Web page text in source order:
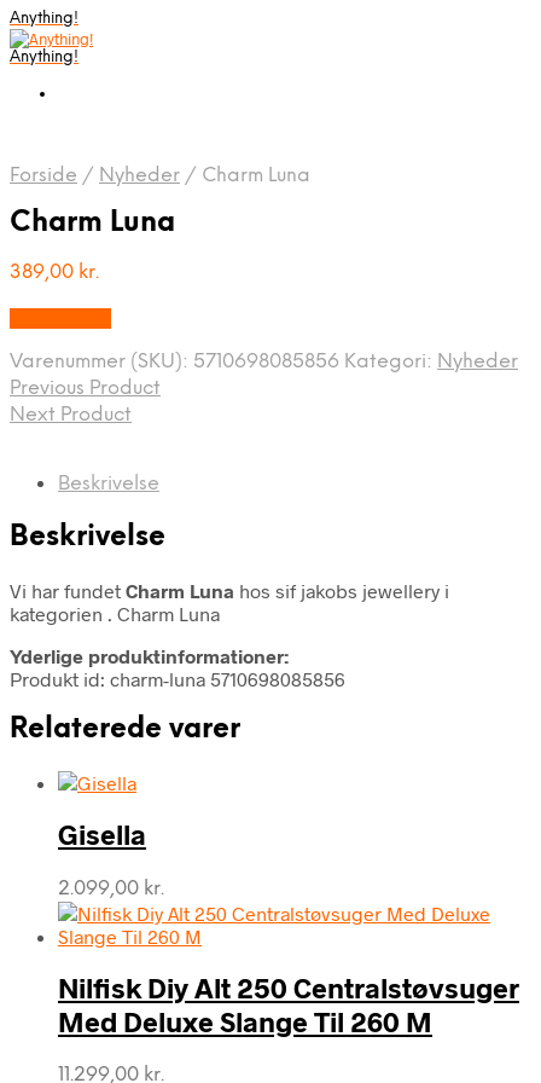
Anything!
Anything!
Forside / Nyheder / Charm Luna
Charm Luna
389,00 kr.
Varenummer (SKU): 5710698085856 Kategori: Nyheder
Previous Product
Next Product
Beskrivelse
Beskrivelse
Vi har fundet Charm Luna hos sif jakobs jewellery i
kategorien . Charm Luna
Yderlige produktinformationer:
Produkt id: charm-luna 5710698085856
Relaterede varer
Gisella
2.099,00 kr.
Nilfisk Diy Alt 250 Centralstøvsuger
Med Deluxe Slange Til 260 M
11.299,00 kr.